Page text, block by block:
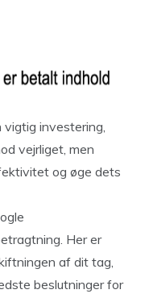
investering,
vejrliget, men
og øge dets
Her er
af dit tag,
beslutninger for